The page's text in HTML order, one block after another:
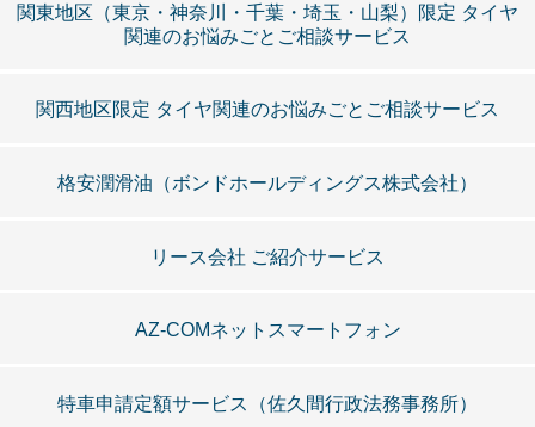
関東地区（東京・神奈川・千葉・埼玉・山梨）限定 タイヤ
関連のお悩みごとご相談サービス
関西地区限定 タイヤ関連のお悩みごとご相談サービス
格安潤滑油（ボンドホールディングス株式会社）
リース会社 ご紹介サービス
AZ-COMネットスマートフォン
特車申請定額サービス（佐久間行政法務事務所）